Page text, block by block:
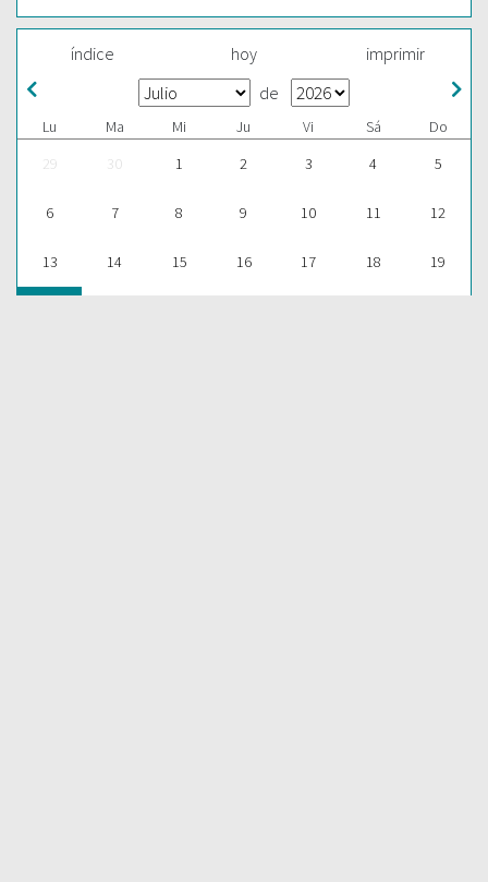
índice hoy imprimir
de
Lu Ma Mi Ju Vi Sá
Do
29
30 1 2 3 4 5
6 7 8 9 10 11 12
13 14 15 16 17 18 19